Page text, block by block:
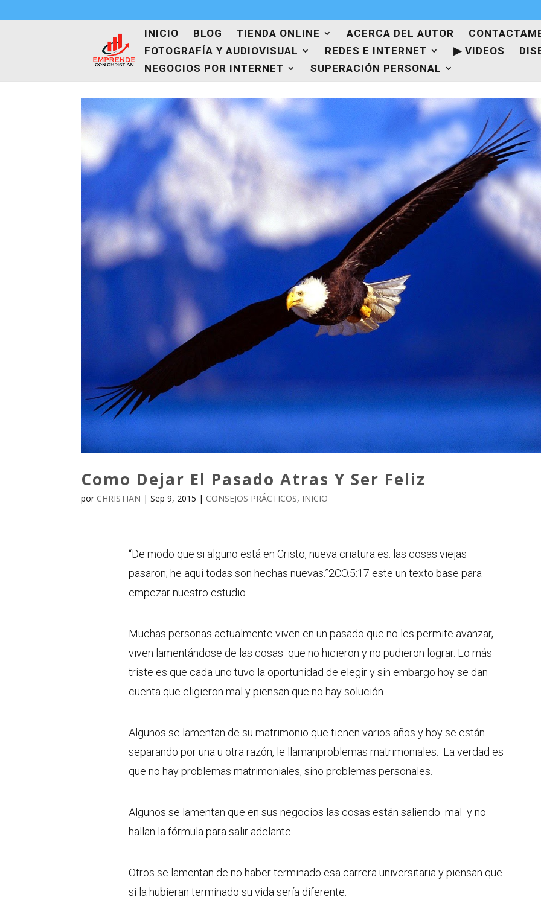
INICIO BLOG TIENDA ONLINE ACERCA DEL AUTOR
FOTOGRAFÍA Y AUDIOVISUAL
REDES E INTERNET ▶ VIDEOS
NEGOCIOS POR INTERNET
SUPERACIÓN PERSONAL
Como Dejar El Pasado Atras Y Ser Feliz
por CHRISTIAN |Sep 9, 2015 | CONSEJOS PRÁCTICOS, INICIO
“De modo que si alguno está en Cristo, nueva criatura es: las cosas viejas
pasaron; he aquí todas son hechas nuevas.”2CO.5:17 este un texto base para
empezar nuestro estudio.
Muchas personas actualmente viven en un pasado que no les permite avanzar,
viven lamentándose de las cosas que no hicieron y no pudieron lograr. Lo más
triste es que cada uno tuvo la oportunidad de elegir y sin embargo hoy se dan
cuenta que eligieron mal y piensan que no hay solución.
Algunos se lamentan de su matrimonio que tienen varios años y hoy se están
separando por una u otra razón, le llamanproblemas matrimoniales. La verdad es
que no hay problemas matrimoniales, sino problemas personales.
Algunos se lamentan que en sus negocios las cosas están saliendo mal y no
hallan la fórmula para salir adelante.
Otros se lamentan de no haber terminado esa carrera universitaria y piensan que
si la hubieran terminado su vida sería diferente.